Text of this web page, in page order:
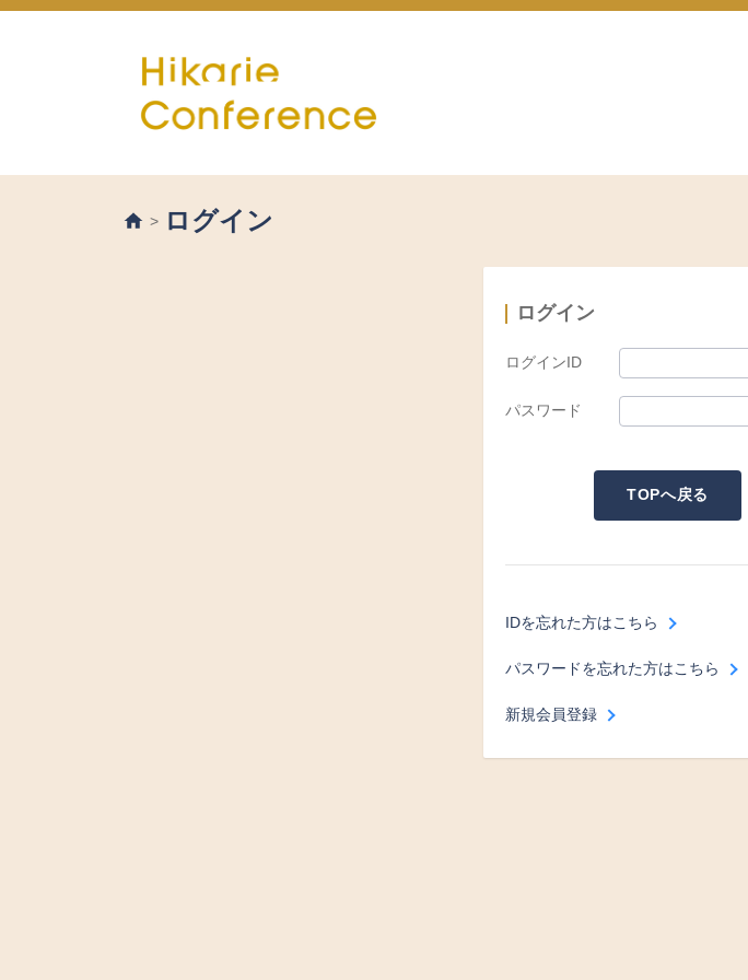
> ログイン
ログイン
ログインID
パスワード
TOPへ戻る
IDを忘れた方はこちら
パスワードを忘れた方はこちら
新規会員登録